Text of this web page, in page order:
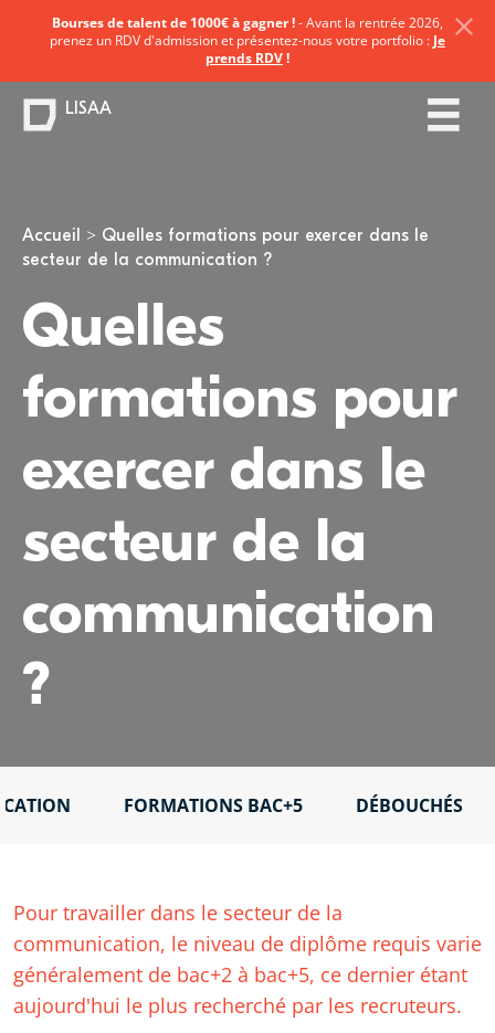
Vous êtes ici
Accueil
Quelles formations pour exercer dans le
secteur de la communication ?
Quelles
formations pour
exercer dans le
secteur de la
communication
?
FORMATIONS BAC+5 DÉBOUCHÉS
Pour travailler dans le secteur de la
communication, le niveau de diplôme requis varie
généralement de bac+2 à bac+5, ce dernier étant
aujourd'hui le plus recherché par les recruteurs.
Bourses de talent de 1000€ à gagner !- Avant la rentrée 2026,
prenez un RDV d'admission et présentez-nous votre portfolio : Je
prends RDV!
LISAA